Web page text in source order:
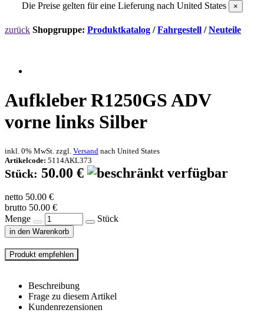
Die Preise gelten für eine Lieferung nach United States ×
zurück Shopgruppe: Produktkatalog /Fahrgestell /Neuteile
Aufkleber R1250GS ADV
vorne links Silber
inkl. 0% MwSt. zzgl. Versand nach United States
Artikelcode: 5114AKL373
Stück: 50.00 €
netto 50.00 €
brutto 50.00 €
Menge
Stück
in den Warenkorb
Beschreibung
Frage zu diesem Artikel
Kundenrezensionen